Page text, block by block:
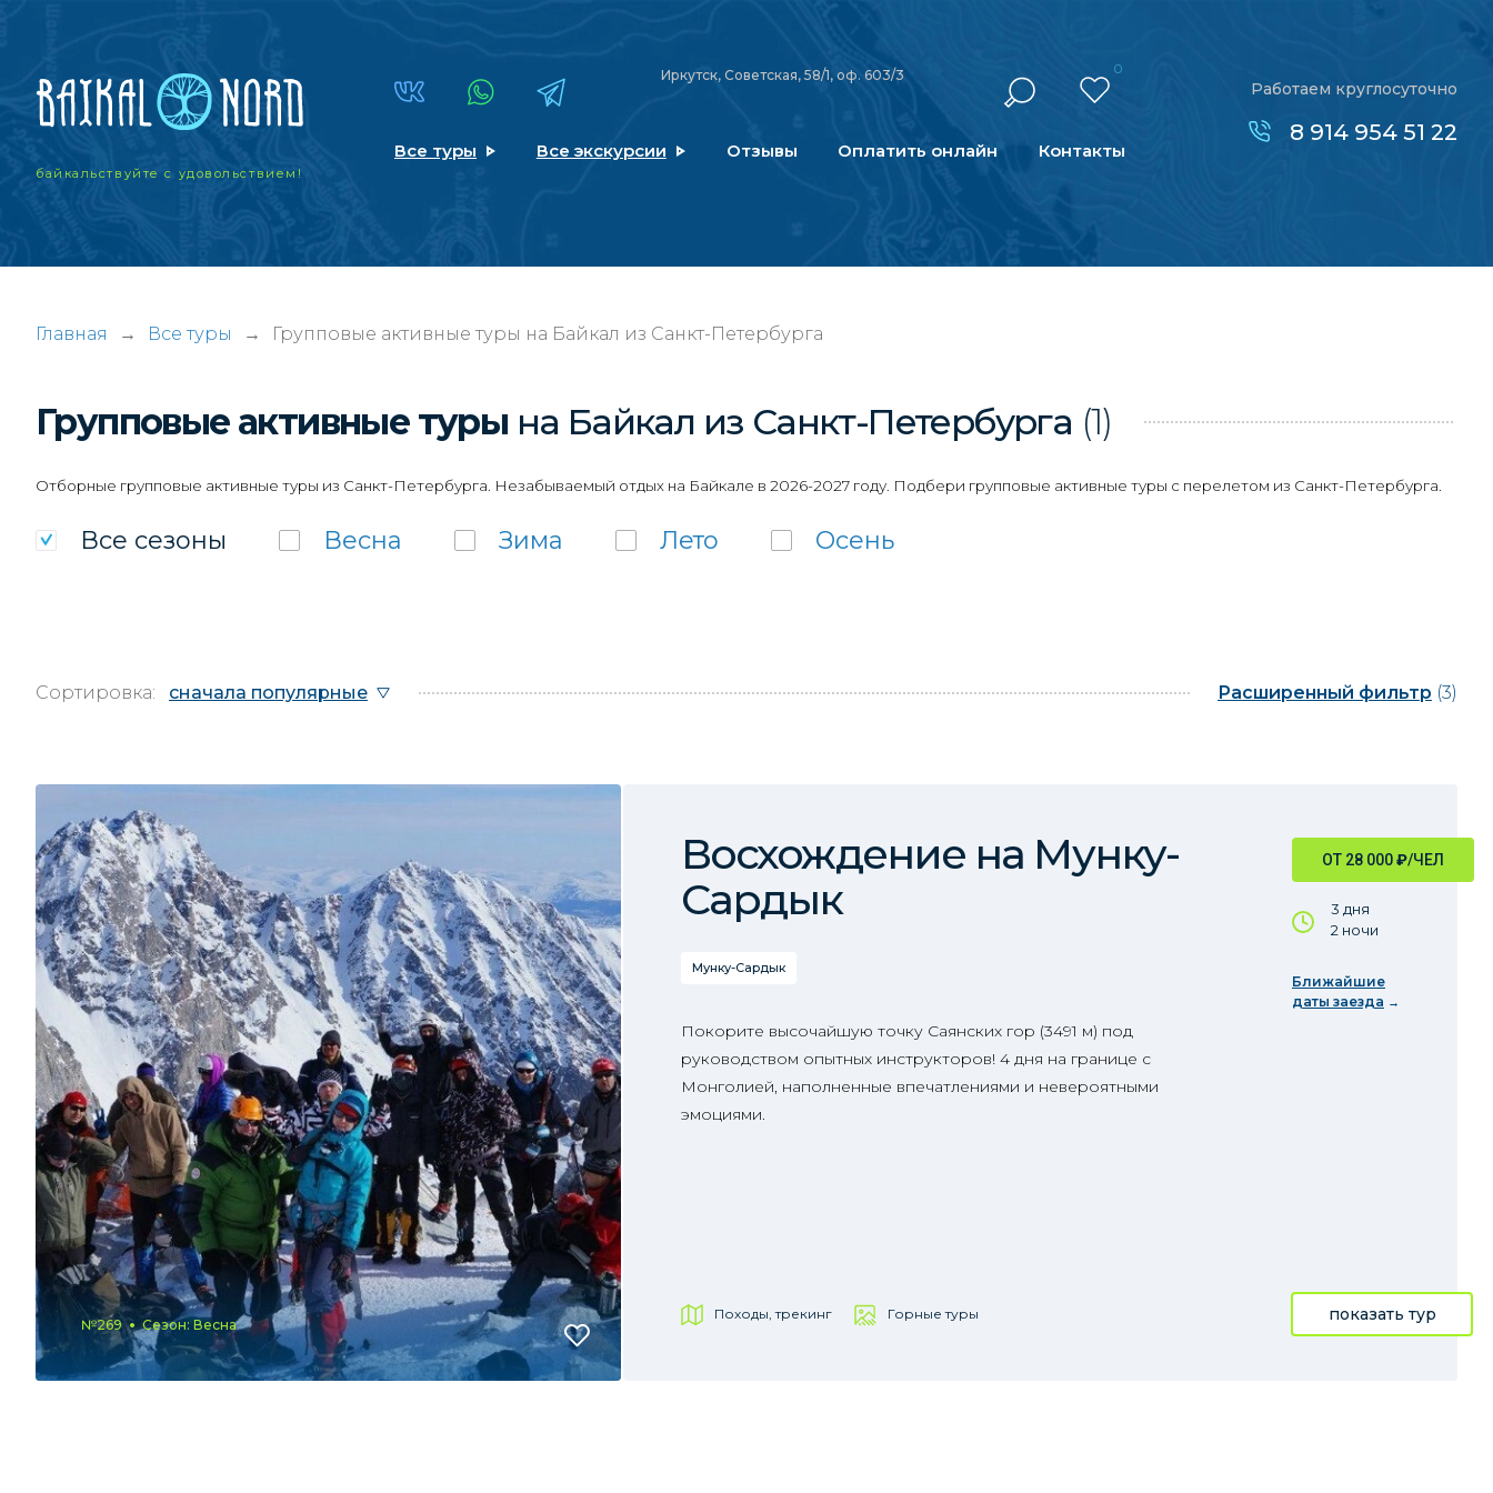
байкальствуйтес удовольствием!
Иркутск, Советская, 58/1, оф. 603/3 0
Все туры Все экскурсии Отзывы Оплатить онлайн Контакты
Работаем круглосуточно
8 914 954 51 22
Главная → Все туры → Групповые активные туры на Байкал из Санкт-Петербурга
Групповые активные туры на Байкал из Санкт-Петербурга (1)
Отборные групповые активные туры из Санкт-Петербурга. Незабываемый отдых на Байкале в 2026-2027 году. Подбери групповые активные туры с перелетом из Санкт-Петербурга.
Все сезоны Весна Зима Лето Осень
Сортировка: сначала популярные Расширенный фильтр (3)
№269 Сезон: Весна
ОТ 28 000₽/ЧЕЛ
3 дня
2 ночи
Ближайшие
даты заезда
Восхождение на Мунку-
Сардык
Мунку-Сардык
Покорите высочайшую точку Саянских гор (3491 м) под
руководством опытных инструкторов! 4 дня на границе с
Монголией, наполненные впечатлениями и невероятными
эмоциями.
Походы, трекинг Горные туры показать тур